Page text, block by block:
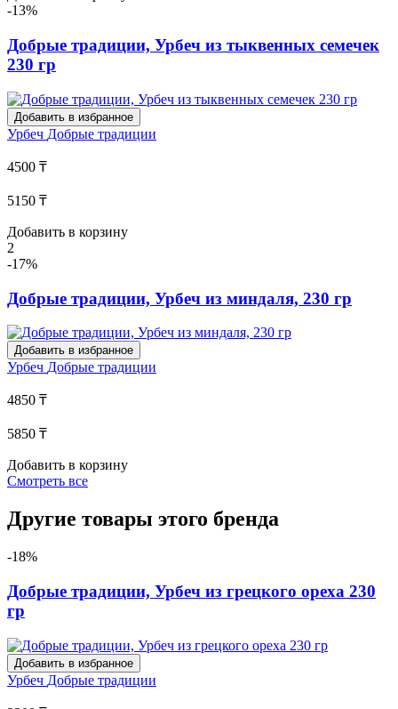
-13%
Добрые традиции, Урбеч из тыквенных семечек
230 гр
Добавить в избранное
Урбеч Добрые традиции
4500 ₸
5150 ₸
Добавить в корзину
2
-17%
Добрые традиции, Урбеч из миндаля, 230 гр
Добавить в избранное
Урбеч Добрые традиции
4850 ₸
5850 ₸
Добавить в корзину
Смотреть все
Другие товары этого бренда
-18%
Добрые традиции, Урбеч из грецкого ореха 230
гр
Добавить в избранное
Урбеч Добрые традиции